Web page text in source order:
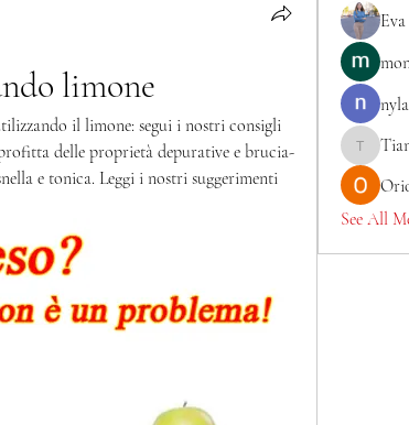
limone
il limone: segui i nostri consigli
delle proprietà depurative e brucia-
e tonica. Leggi i nostri suggerimenti
See All